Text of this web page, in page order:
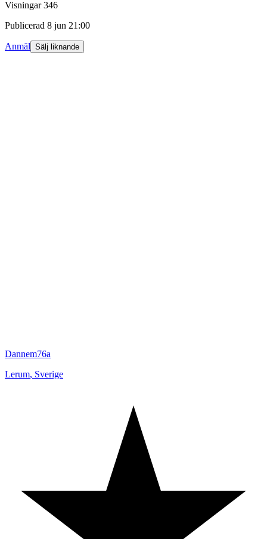
Visningar 346
Publicerad 8 jun 21:00
Anmäl Sälj liknande
Dannem76a
Lerum, Sverige